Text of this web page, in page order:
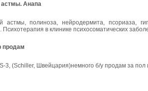
астмы. Анапа
астмы, полиноза, нейродермита, псориаза,
в клинике психосоматических
продам
3, (Schiller, Швейцария)немного б/у продам за пол